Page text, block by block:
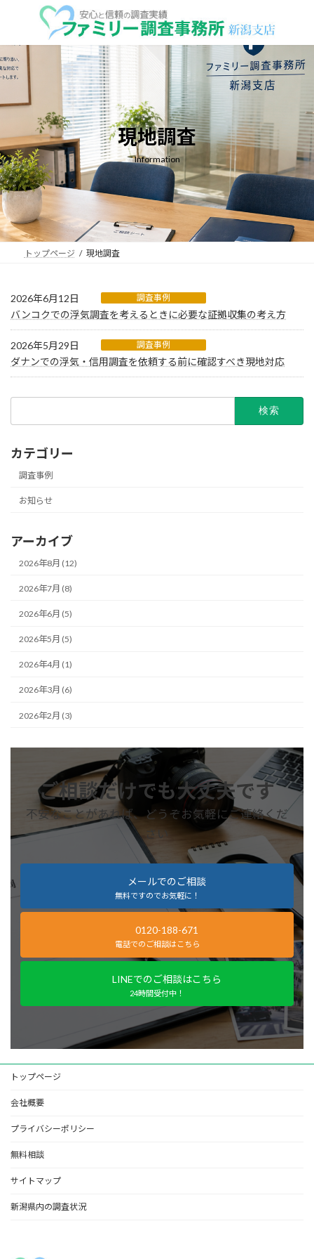
ン
ツ
へ
キ
ー
シ
ョ
に
現地調査
Information
トップページ 現地調査
2026年6月12日 調査事例
バンコクでの浮気調査を考えるときに必要な証拠収集の考え方
2026年5月29日 調査事例
ダナンでの浮気・信用調査を依頼する前に確認すべき現地対応
カテゴリー
調査事例
お知らせ
アーカイブ
2026年8月 (12)
2026年7月 (8)
2026年6月 (5)
2026年5月 (5)
2026年4月 (1)
2026年3月 (6)
2026年2月 (3)
ご相談だけでも大丈夫です
不安なことがあれば、どうぞお気軽にご連絡くだ
さい
メールでのご相談
無料ですのでお気軽に！
0120-188-671
電話でのご相談はこちら
LINEでのご相談はこちら
24時間受付中！
トップページ
会社概要
プライバシーポリシー
無料相談
サイトマップ
新潟県内の調査状況